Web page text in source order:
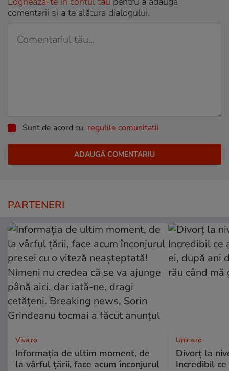
comentarii și a te alătura dialogului.
Sunt de acord cu regulile comunitatii
PARTENERI
Viva.ro
Informația de ultim moment, de
la vârful țării, face acum înconjurul
Unica.ro
Divorț la
Incredibil